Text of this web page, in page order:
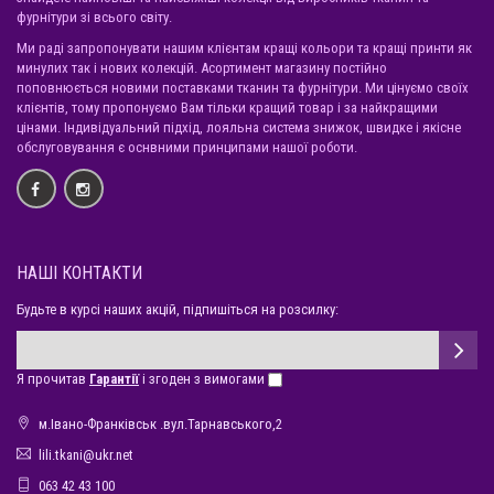
фурнітури зі всього світу.
Ми раді запропонувати нашим клієнтам кращі кольори та кращі принти як
минулих так і нових колекцій. Асортимент магазину постійно
поповнюється новими поставками тканин та фурнітури. Ми цінуємо своїх
клієнтів, тому пропонуємо Вам тільки кращий товар і за найкращими
цінами. Індивідуальний підхід, лояльна система знижок, швидке і якісне
обслуговування є оснвними принципами нашої роботи.
НАШІ КОНТАКТИ
Будьте в курсі наших акцій, підпишіться на розсилку:
Я прочитав Гарантіїі згоден з вимогами
м.Івано-Франківськ .вул.Тарнавського,2
lili.tkani@ukr.net
063 42 43 100